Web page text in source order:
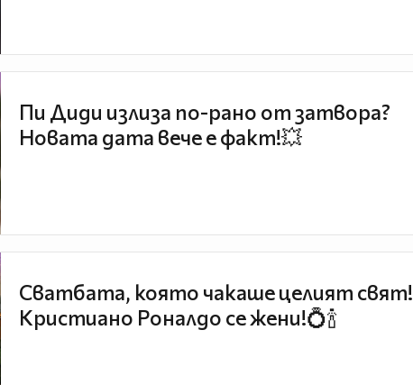
Пи Диди излиза по-рано от затвора?
Новата дата вече е факт!💥
Сватбата, която чакаше целият свят!
Кристиано Роналдо се жени!💍🍾